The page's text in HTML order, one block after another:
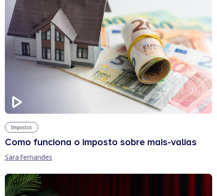
Impostos
Como funciona o imposto sobre mais-valias
Sara Fernandes